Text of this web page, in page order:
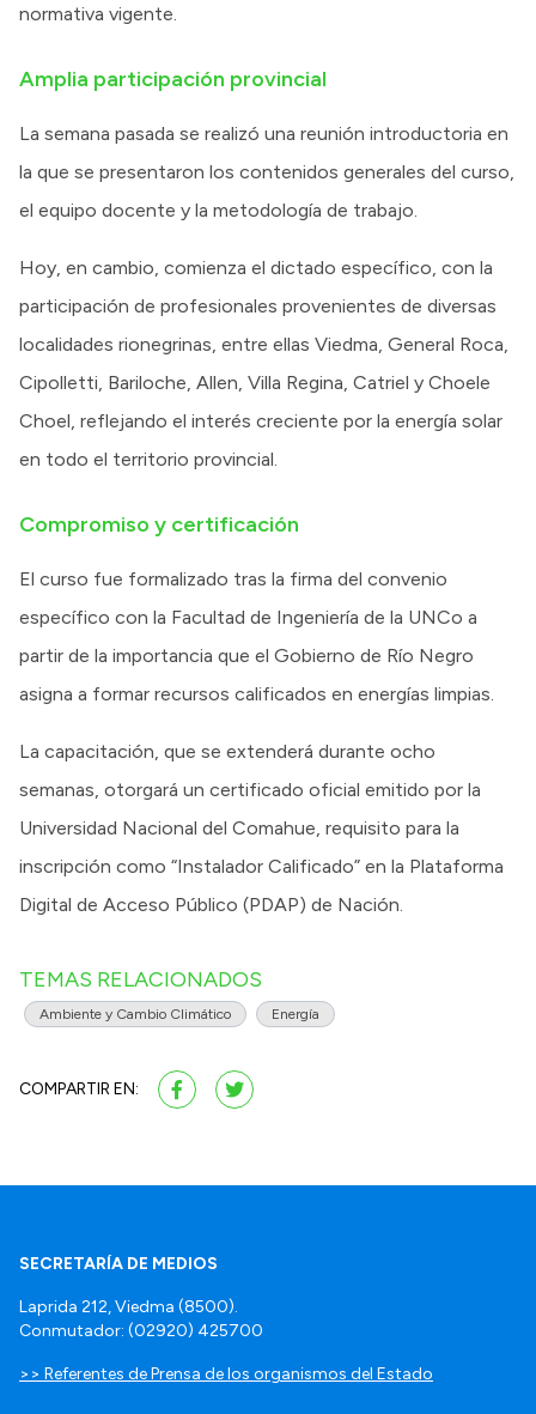
normativa vigente.
Amplia participación provincial
La semana pasada se realizó una reunión introductoria en
la que se presentaron los contenidos generales del curso,
el equipo docente y la metodología de trabajo.
Hoy, en cambio, comienza el dictado específico, con la
participación de profesionales provenientes de diversas
localidades rionegrinas, entre ellas Viedma, General Roca,
Cipolletti, Bariloche, Allen, Villa Regina, Catriel y Choele
Choel, reflejando el interés creciente por la energía solar
en todo el territorio provincial.
Compromiso y certificación
El curso fue formalizado tras la firma del convenio
específico con la Facultad de Ingeniería de la UNCo a
partir de la importancia que el Gobierno de Río Negro
asigna a formar recursos calificados en energías limpias.
La capacitación, que se extenderá durante ocho
semanas, otorgará un certificado oficial emitido por la
Universidad Nacional del Comahue, requisito para la
inscripción como “Instalador Calificado” en la Plataforma
Digital de Acceso Público (PDAP) de Nación.
TEMAS RELACIONADOS
Ambiente y Cambio Climático Energía
COMPARTIR EN:
SECRETARÍA DE MEDIOS
Laprida 212, Viedma (8500).
Conmutador: (02920) 425700
>> Referentes de Prensa de los organismos del Estado